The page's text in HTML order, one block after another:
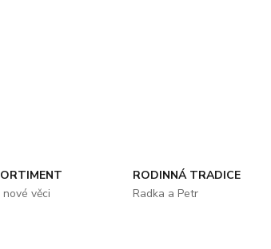
nové věci
RODINNÁ TRADICE
Radka a Petr